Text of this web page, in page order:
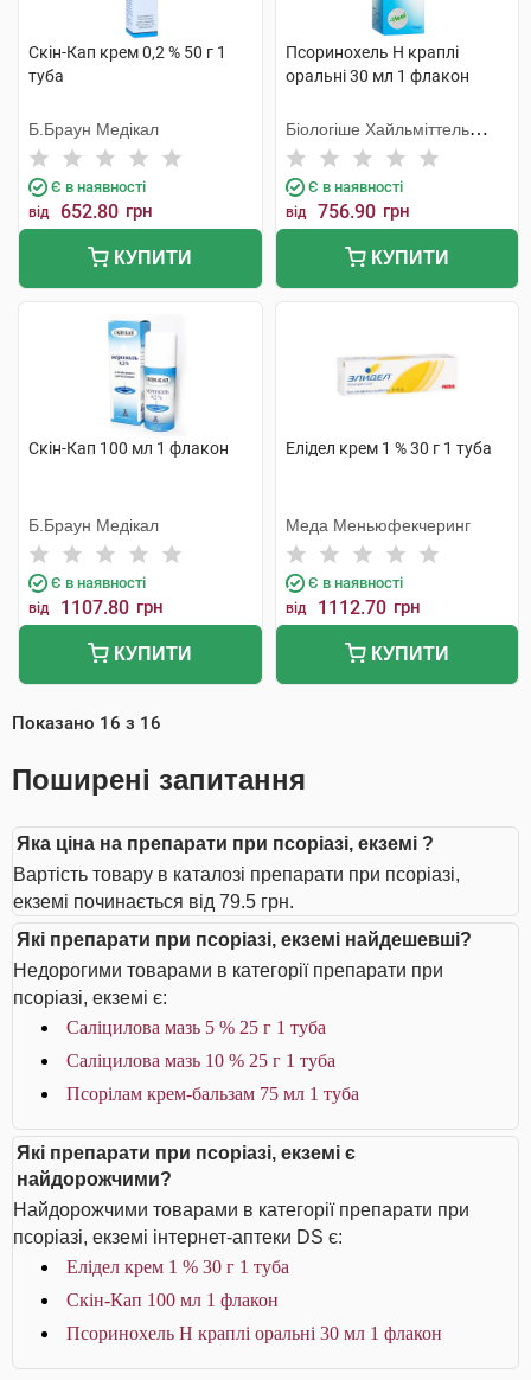
Скін-Кап крем 0,2 % 50 г 1
туба
Б.Браун Медікал
Є в наявності
від 652.80 грн
КУПИТИ
Псоринохель Н краплі
оральні 30 мл 1 флакон
Біологіше Хайльміттель
Хеель
Є в наявності
від 756.90 грн
КУПИТИ
Скін-Кап 100 мл 1 флакон
Б.Браун Медікал
Є в наявності
від 1107.80 грн
КУПИТИ
Елідел крем 1 % 30 г 1 туба
Меда Меньюфекчеринг
Є в наявності
від 1112.70 грн
КУПИТИ
Показано 16 з 16
Поширені запитання
Яка ціна на препарати при псоріазі, екземі ?
Вартість товару в каталозі препарати при псоріазі,
екземі починається від 79.5 грн.
Які препарати при псоріазі, екземі найдешевші?
Недорогими товарами в категорії препарати при
псоріазі, екземі є:
Саліцилова мазь 5 % 25 г 1 туба
Саліцилова мазь 10 % 25 г 1 туба
Псорілам крем-бальзам 75 мл 1 туба
Які препарати при псоріазі, екземі є
найдорожчими?
Найдорожчими товарами в категорії препарати при
псоріазі, екземі інтернет-аптеки DS є:
Елідел крем 1 % 30 г 1 туба
Скін-Кап 100 мл 1 флакон
Псоринохель Н краплі оральні 30 мл 1 флакон